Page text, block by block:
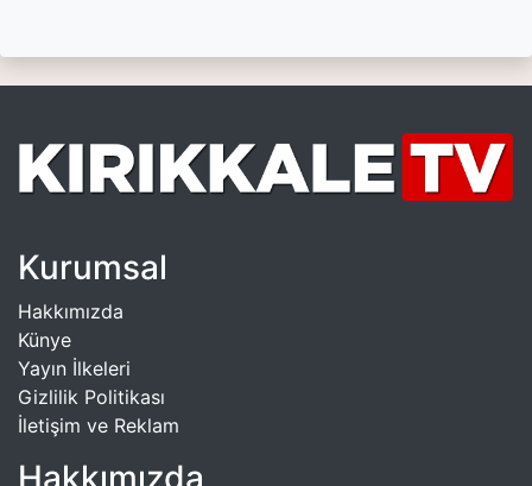
Kurumsal
Hakkımızda
Künye
Yayın İlkeleri
Gizlilik Politikası
İletişim ve Reklam
Hakkımızda